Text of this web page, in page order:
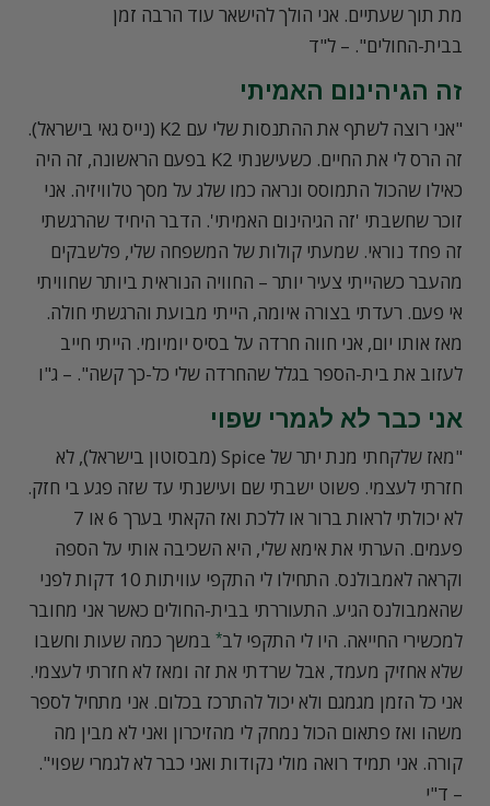
מת תוך שעתיים. אני הולך להישאר עוד הרבה זמן
בבית-החולים". – ל"ד
זה הגיהינום האמיתי
"אני רוצה לשתף את ההתנסות שלי עם K2 (נייס גאי בישראל).
זה הרס לי את החיים. כשעישנתי K2 בפעם הראשונה, זה היה
כאילו שהכול התמוסס ונראה כמו שלג על מסך טלוויזיה. אני
זוכר שחשבתי 'זה הגיהינום האמיתי'. הדבר היחיד שהרגשתי
זה פחד נוראי. שמעתי קולות של המשפחה שלי, פלשבקים
מהעבר כשהייתי צעיר יותר – החוויה הנוראית ביותר שחוויתי
אי פעם. רעדתי בצורה איומה, הייתי מבועת והרגשתי חולה.
מאז אותו יום, אני חווה חרדה על בסיס יומיומי. הייתי חייב
לעזוב את בית-הספר בגלל שהחרדה שלי כל-כך קשה". – ג"ו
אני כבר לא לגמרי שפוי
"מאז שלקחתי מנת יתר של Spice (מבסוטון בישראל), לא
חזרתי לעצמי. פשוט ישבתי שם ועישנתי עד שזה פגע בי חזק.
לא יכולתי לראות ברור או ללכת ואז הקאתי בערך 6 או 7
פעמים. הערתי את אימא שלי, היא השכיבה אותי על הספה
וקראה לאמבולנס. התחילו לי התקפי עוויתות 10 דקות לפני
שהאמבולנס הגיע. התעוררתי בבית-החולים כאשר אני מחובר
למכשירי החייאה. היו לי התקפי לב* במשך כמה שעות וחשבו
שלא אחזיק מעמד, אבל שרדתי את זה ומאז לא חזרתי לעצמי.
אני כל הזמן מגמגם ולא יכול להתרכז בכלום. אני מתחיל לספר
משהו ואז פתאום הכול נמחק לי מהזיכרון ואני לא מבין מה
קורה. אני תמיד רואה מולי נקודות ואני כבר לא לגמרי שפוי".
– ד"י